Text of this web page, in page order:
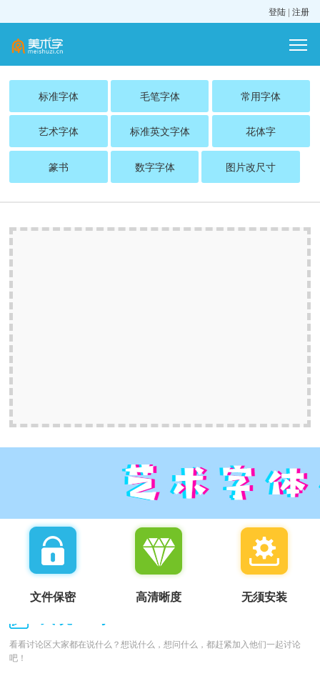
登陆 | 注册
标准字体 毛笔字体 常用字体
艺术字体 标准英文字体 花体字
篆书 数字字体 图片改尺寸
文件保密 高清晰度 无须安装
看看讨论区大家都在说什么？想说什么，想问什么，都赶紧加入他们一起讨论
吧！